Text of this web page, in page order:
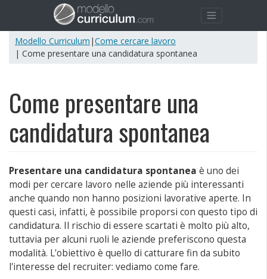
Modello Curriculum |Come cercare lavoro
| Come presentare una candidatura spontanea
Come presentare una
candidatura spontanea
Presentare una candidatura spontanea è uno dei
modi per cercare lavoro nelle aziende più interessanti
anche quando non hanno posizioni lavorative aperte. In
questi casi, infatti, è possibile proporsi con questo tipo di
candidatura. Il rischio di essere scartati è molto più alto,
tuttavia per alcuni ruoli le aziende preferiscono questa
modalità. L'obiettivo è quello di catturare fin da subito
l'interesse del recruiter: vediamo come fare.